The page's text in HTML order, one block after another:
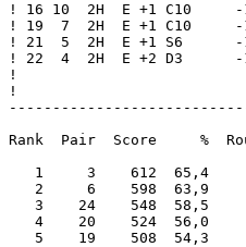
! 16 10  2H  E +1 C10
! 19  7  2H  E +1 C10
! 21  5  2H  E +1 S6
! 22  4  2H  E +2 D3
!
!
Rank  Pair
1     3    612  65,4
2     6    598  63,9
3    24    548  58,5
4    20    524
5    19    508  54,3